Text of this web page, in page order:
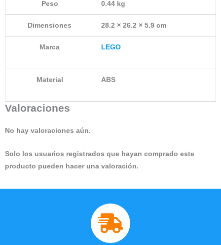
Peso 0.44 kg
Dimensiones 28.2 × 26.2 × 5.9 cm
Marca LEGO
Material ABS
Valoraciones
No hay valoraciones aún.
Solo los usuarios registrados que hayan comprado este
producto pueden hacer una valoración.